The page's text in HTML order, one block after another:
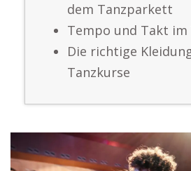
dem Tanzparkett
Tempo und Takt im
Die richtige
Tanzkurse